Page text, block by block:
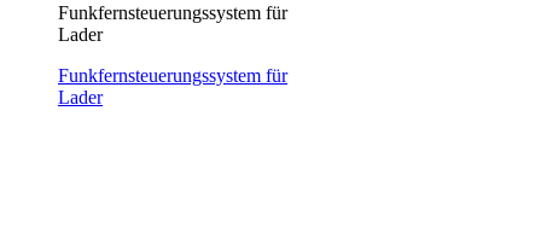
Funkfernsteuerungssystem für
Lader
Funkfernsteuerungssystem für
Lader